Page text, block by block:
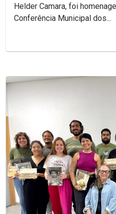
Helder Camara, foi
Conferência Municipal dos...